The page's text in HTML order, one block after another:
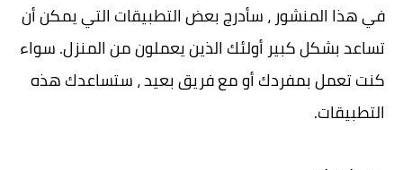
في هذا المنشور ، سأدرج بعض التطبيقات التي يمكن أن
تساعد بشكل كبير أولئك الذين يعملون من المنزل. سواء
كنت تعمل بمفردك أو مع فريق بعيد ، ستساعدك هذه
التطبيقات.